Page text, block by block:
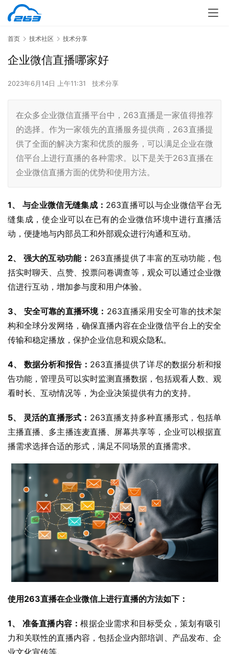
首页 技术社区 技术分享
企业微信直播哪家好
2023年6月14日 上午11:31 技术分享
在众多企业微信直播平台中，263直播是一家值得推荐
的选择。作为一家领先的直播服务提供商，263直播提
供了全面的解决方案和优质的服务，可以满足企业在微
信平台上进行直播的各种需求。以下是关于263直播在
企业微信直播方面的优势和使用方法。
1、 与企业微信无缝集成： 263直播可以与企业微信平台无
缝集成，使企业可以在已有的企业微信环境中进行直播活
动，便捷地与内部员工和外部观众进行沟通和互动。
2、 强大的互动功能： 263直播提供了丰富的互动功能，包
括实时聊天、点赞、投票问卷调查等，观众可以通过企业微
信进行互动，增加参与度和用户体验。
3、 安全可靠的直播环境： 263直播采用安全可靠的技术架
构和全球分发网络，确保直播内容在企业微信平台上的安全
传输和稳定播放，保护企业信息和观众隐私。
4、 数据分析和报告： 263直播提供了详尽的数据分析和报
告功能，管理员可以实时监测直播数据，包括观看人数、观
看时长、互动情况等，为企业决策提供有力的支持。
5、 灵活的直播形式： 263直播支持多种直播形式，包括单
主播直播、多主播连麦直播、屏幕共享等，企业可以根据直
播需求选择合适的形式，满足不同场景的直播需求。
使用263直播在企业微信上进行直播的方法如下：
1、 准备直播内容：根据企业需求和目标受众，策划有吸引
力和关联性的直播内容，包括企业内部培训、产品发布、企